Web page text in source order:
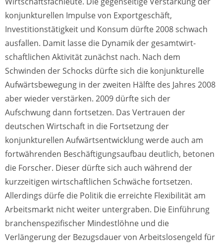
konjunkturellen Impulse von Exportgeschäft,
Investitionstätigkeit und Konsum dürfte 2008 schwach
ausfallen. Damit lasse die Dynamik der gesamtwirt-
schaftlichen Aktivität zunächst nach. Nach dem
Schwinden der Schocks dürfte sich die konjunkturelle
Aufwärtsbewegung in der zweiten Hälfte des Jahres 2008
aber wieder verstärken. 2009 dürfte sich der
Aufschwung dann fortsetzen. Das Vertrauen der
deutschen Wirtschaft in die Fortsetzung der
konjunkturellen Aufwärtsentwicklung werde auch am
fortwährenden Beschäftigungsaufbau deutlich, betonen
die Forscher. Dieser dürfte sich auch während der
kurzzeitigen wirtschaftlichen Schwäche fortsetzen.
Allerdings dürfe die Politik die erreichte Flexibilität am
Arbeitsmarkt nicht weiter untergraben. Die Einführung
branchenspezifischer Mindestlöhne und die
Verlängerung der Bezugsdauer von Arbeitslosengeld für